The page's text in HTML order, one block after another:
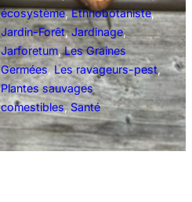
écosystème, Ethnobotaniste ,
Jardin-Forêt, Jardinage ,
Jarforetum, Les Graines
Germées, Les ravageurs-pest ,
Plantes sauvages
comestibles, Santé